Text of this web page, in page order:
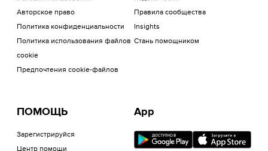
Авторское право
Политика конфиденциальности
Политика использования файлов
cookie
Предпочтения cookie-файлов
Правила сообщества
Insights
Стань помощником
ПОМОЩЬ
Зарегистрируйся
Центр помощи
App